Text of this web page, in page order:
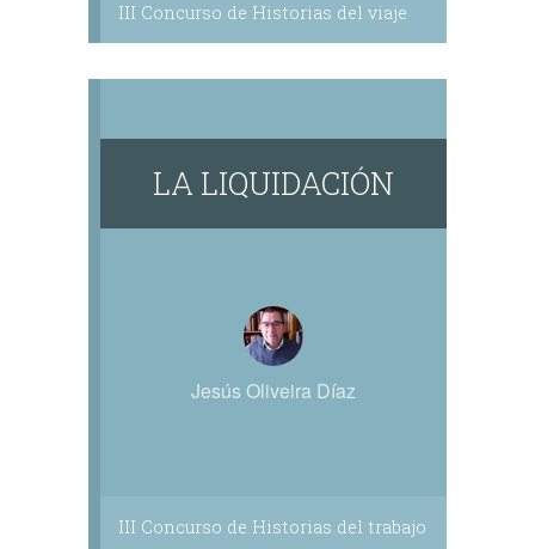
III Concurso de Historias del viaje
LA LIQUIDACIÓN
Jesús Oliveira Díaz
III Concurso de Historias del trabajo